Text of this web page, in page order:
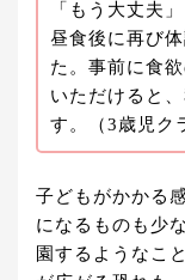
「もう大丈夫
昼食後に再び
た。事前に食
いただけると
す。（3歳児ク
子どもがかかる
になるものも少
園するようなこ